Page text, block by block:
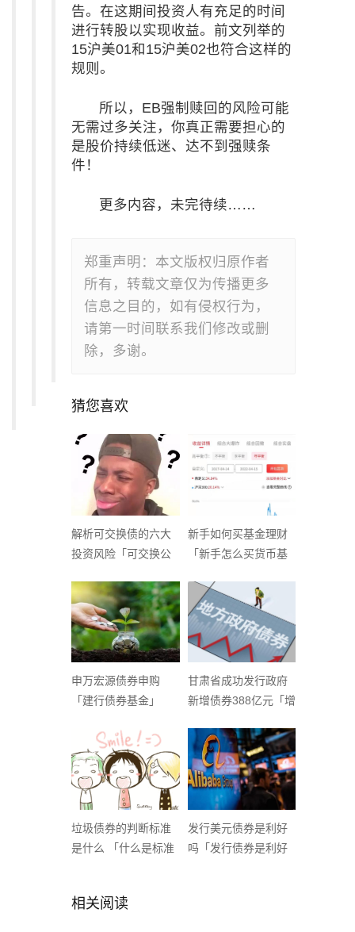
告。在这期间投资人有充足的时间
进行转股以实现收益。前文列举的
15沪美01和15沪美02也符合这样的
规则。
所以，EB强制赎回的风险可能
无需过多关注，你真正需要担心的
是股价持续低迷、达不到强赎条
件！
更多内容，未完待续……
郑重声明：本文版权归原作者
所有，转载文章仅为传播更多
信息之目的，如有侵权行为，
请第一时间联系我们修改或删
除，多谢。
猜您喜欢
解析可交换债的六大
投资风险「可交换公
新手如何买基金理财
「新手怎么买货币基
申万宏源债券申购
「建行债券基金」
甘肃省成功发行政府
新增债券388亿元「增
垃圾债券的判断标准
是什么 「什么是标准
发行美元债券是利好
吗「发行债券是利好
相关阅读